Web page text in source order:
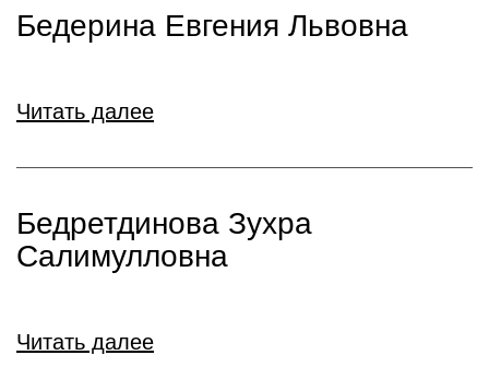
Бедерина Евгения Львовна
Читать далее
Бедретдинова Зухра
Салимулловна
Читать далее